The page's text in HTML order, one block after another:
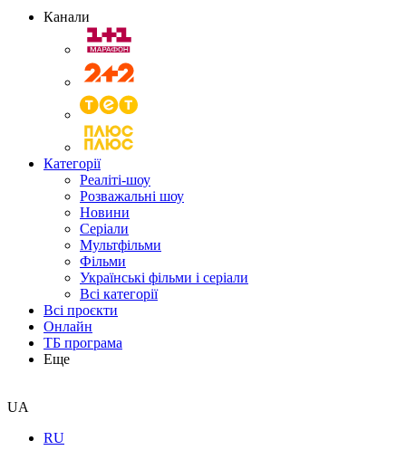
Канали
Категорії
Реаліті-шоу
Розважальні шоу
Новини
Серіали
Мультфільми
Фільми
Українські фільми і серіали
Всі категорії
Всі проєкти
Онлайн
ТБ програма
Еще
UA
RU